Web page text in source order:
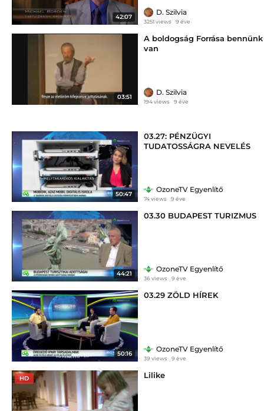
42:07
D. Szilvia
3251 views 9 éve
03:51
A boldogság Forrása bennünk
van
D. Szilvia
194 views 9 éve
50:47
03.27: PÉNZÜGYI
TUDATOSSÁGRA NEVELÉS
OzoneTV Egyenlítő
74 views 9 éve
44:21
03.30 BUDAPEST TURIZMUS
OzoneTV Egyenlítő
36 views 9 éve
50:16
03.29 ZÖLD HÍREK
OzoneTV Egyenlítő
39 views 9 éve
HD Lilike